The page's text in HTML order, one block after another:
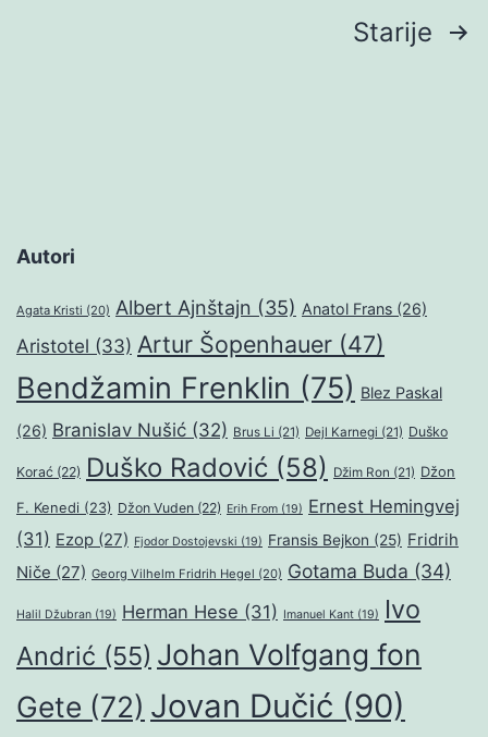
Starije
Autori
Agata Kristi (20) Albert Ajnštajn (35) Anatol Frans (26)
Aristotel (33) Artur Šopenhauer (47)
Bendžamin Frenklin (75) Blez Paskal
(26) Branislav Nušić (32) Brus Li (21) Dejl Karnegi (21) Duško
Korać (22) Duško Radović (58) Džim Ron (21) Džon
F. Kenedi (23) Džon Vuden (22) Erih From (19) Ernest Hemingvej
(31) Ezop (27) Fjodor Dostojevski (19) Fransis Bejkon (25) Fridrih
Niče (27) Georg Vilhelm Fridrih Hegel (20) Gotama Buda (34)
Halil Džubran (19) Herman Hese (31) Imanuel Kant (19)
Ivo
Andrić (55) Johan Volfgang fon
Gete (72) Jovan Dučić (90)